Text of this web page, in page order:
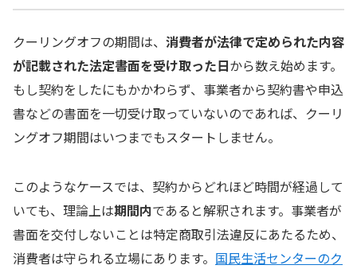
クーリングオフの期間は、 消費者が法律で定められた内容
が記載された法定書面を受け取った日から数え始めます。
もし契約をしたにもかかわらず、事業者から契約書や申込
書などの書面を一切受け取っていないのであれば、クーリ
ングオフ期間はいつまでもスタートしません。
このようなケースでは、契約からどれほど時間が経過して
いても、理論上は期間内であると解釈されます。事業者が
書面を交付しないことは特定商取引法違反にあたるため、
消費者は守られる立場にあります。 国民生活センターのク